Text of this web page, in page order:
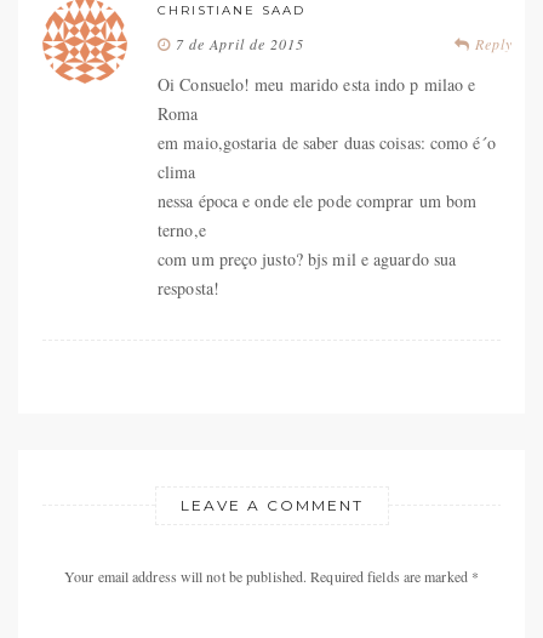
CHRISTIANE SAAD
Reply
7 de April de 2015
Oi Consuelo! meu marido esta indo p milao e
Roma
em maio,gostaria de saber duas coisas: como é´o
clima
nessa época e onde ele pode comprar um bom
terno,e
com um preço justo? bjs mil e aguardo sua
resposta!
LEAVE A COMMENT
Your email address will not be published. Required fields are marked *